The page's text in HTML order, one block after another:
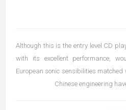
Although this is the entry level CD
with its excellent performance,
European sonic sensibilities matched
Chinese engineering